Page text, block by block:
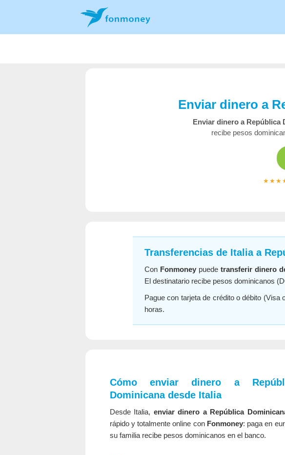
Enviar dinero a
Enviar dinero a República
recibe pesos
Transferencias de Italia a
Con Fonmoney puede transferir dinero
El destinatario recibe pesos dominicanos
Pague con tarjeta de crédito o débito
horas.
Cómo enviar dinero a
Dominicana desde Italia
Desde Italia, enviar dinero a República
rápido y totalmente online con Fonmoney: paga en
su familia recibe pesos dominicanos en el banco.